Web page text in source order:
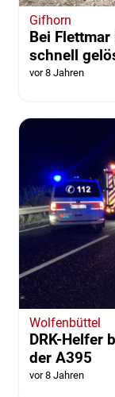
Gifhorn
Bei
schnell
vor 8 Jahren
Wolfenbüttel
DRK-Helfer
der A395
vor 8 Jahren